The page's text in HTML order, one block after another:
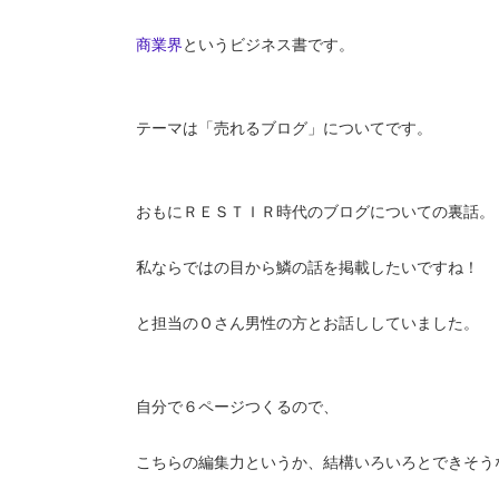
商業界というビジネス書です。
テーマは「売れるブログ」についてです。
おもにＲＥＳＴＩＲ時代のブログについての裏話。
私ならではの目から鱗の話を掲載したいですね！
と担当のＯさん男性の方とお話ししていました。
自分で６ページつくるので、
こちらの編集力というか、結構いろいろとできそ